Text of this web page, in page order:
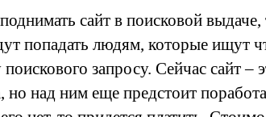
сайт в поисковой выдаче,
попадать людям, которые ищут
запросу. Сейчас сайт –
но над ним еще предстоит